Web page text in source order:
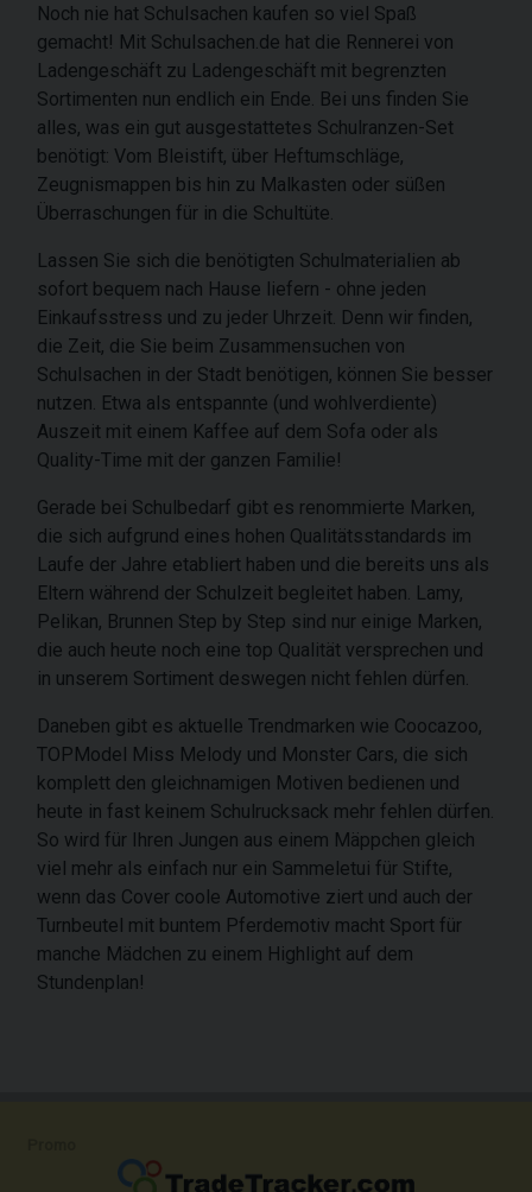
Noch nie hat Schulsachen kaufen so viel Spaß
gemacht! Mit Schulsachen.de hat die Rennerei von
Ladengeschäft zu Ladengeschäft mit begrenzten
Sortimenten nun endlich ein Ende. Bei uns finden Sie
alles, was ein gut ausgestattetes Schulranzen-Set
benötigt: Vom Bleistift, über Heftumschläge,
Zeugnismappen bis hin zu Malkasten oder süßen
Überraschungen für in die Schultüte.
Lassen Sie sich die benötigten Schulmaterialien ab
sofort bequem nach Hause liefern - ohne jeden
Einkaufsstress und zu jeder Uhrzeit. Denn wir finden,
die Zeit, die Sie beim Zusammensuchen von
Schulsachen in der Stadt benötigen, können Sie besser
nutzen. Etwa als entspannte (und wohlverdiente)
Auszeit mit einem Kaffee auf dem Sofa oder als
Quality-Time mit der ganzen Familie!
Gerade bei Schulbedarf gibt es renommierte Marken,
die sich aufgrund eines hohen Qualitätsstandards im
Laufe der Jahre etabliert haben und die bereits uns als
Eltern während der Schulzeit begleitet haben. Lamy,
Pelikan, Brunnen Step by Step sind nur einige Marken,
die auch heute noch eine top Qualität versprechen und
in unserem Sortiment deswegen nicht fehlen dürfen.
Daneben gibt es aktuelle Trendmarken wie Coocazoo,
TOPModel Miss Melody und Monster Cars, die sich
komplett den gleichnamigen Motiven bedienen und
heute in fast keinem Schulrucksack mehr fehlen dürfen.
So wird für Ihren Jungen aus einem Mäppchen gleich
viel mehr als einfach nur ein Sammeletui für Stifte,
wenn das Cover coole Automotive ziert und auch der
Turnbeutel mit buntem Pferdemotiv macht Sport für
manche Mädchen zu einem Highlight auf dem
Stundenplan!